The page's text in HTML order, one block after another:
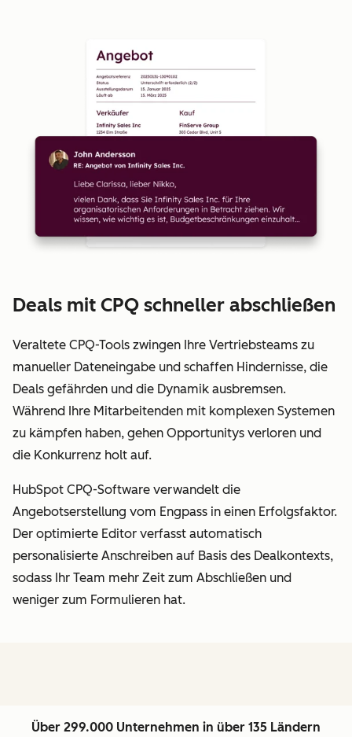
Deals mit CPQ schneller abschließen
Veraltete CPQ-Tools zwingen Ihre Vertriebsteams zu
manueller Dateneingabe und schaffen Hindernisse, die
Deals gefährden und die Dynamik ausbremsen.
Während Ihre Mitarbeitenden mit komplexen Systemen
zu kämpfen haben, gehen Opportunitys verloren und
die Konkurrenz holt auf.
HubSpot CPQ-Software verwandelt die
Angebotserstellung vom Engpass in einen Erfolgsfaktor.
Der optimierte Editor verfasst automatisch
personalisierte Anschreiben auf Basis des Dealkontexts,
sodass Ihr Team mehr Zeit zum Abschließen und
weniger zum Formulieren hat.
Über 299.000 Unternehmen in über 135 Ländern